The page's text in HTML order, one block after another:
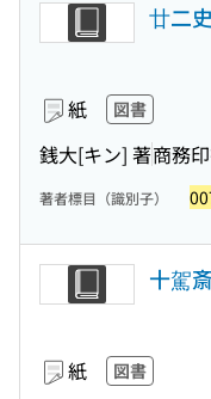
廿二
紙 図書
銭大[キン] 著商務
著者標目（識別子）
十駕
紙 図書